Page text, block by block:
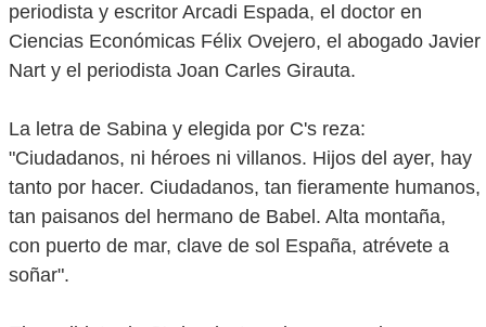
periodista y escritor Arcadi Espada, el doctor en
Ciencias Económicas Félix Ovejero, el abogado Javier
Nart y el periodista Joan Carles Girauta.
La letra de Sabina y elegida por C's reza:
"Ciudadanos, ni héroes ni villanos. Hijos del ayer, hay
tanto por hacer. Ciudadanos, tan fieramente humanos,
tan paisanos del hermano de Babel. Alta montaña,
con puerto de mar, clave de sol España, atrévete a
soñar".